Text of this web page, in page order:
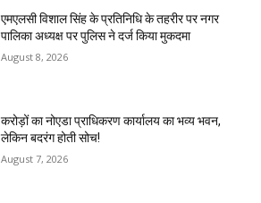
एमएलसी विशाल सिंह के प्रतिनिधि के तहरीर पर नगर
पालिका अध्यक्ष पर पुलिस ने दर्ज किया मुकदमा
August 8, 2026
करोड़ों का नोएडा प्राधिकरण कार्यालय का भव्य भवन,
लेकिन बदरंग होती सोच!
August 7, 2026